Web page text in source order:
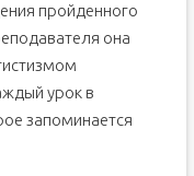
пройденного
она
урок в
запоминается